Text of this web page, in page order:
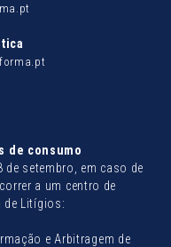
de consumo
de setembro, em caso de
a um centro de
de Litígios:
e Arbitragem de